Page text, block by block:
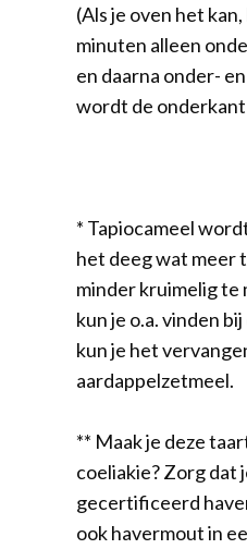
(Als je oven het
minuten alleen
en daarna onder-
wordt de
* Tapiocameel
het deeg wat meer
minder kruimelig te
kun je o.a. vinden
kun je het
aardappelzetmeel.
** Maak je deze
coeliakie? Zorg dat
gecertificeerd
ook havermout in